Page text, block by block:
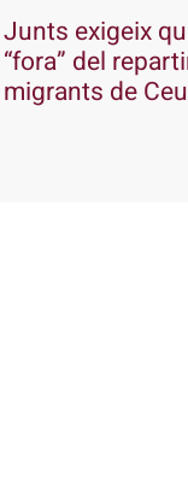
Junts exigeix
“fora” del
migrants de